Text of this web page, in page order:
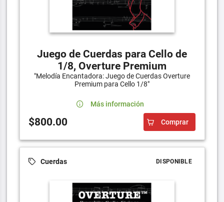
Juego de Cuerdas para Cello de
1/8, Overture Premium
"Melodía Encantadora: Juego de Cuerdas Overture
Premium para Cello 1/8"
Más información
$800.00 Comprar
Cuerdas DISPONIBLE